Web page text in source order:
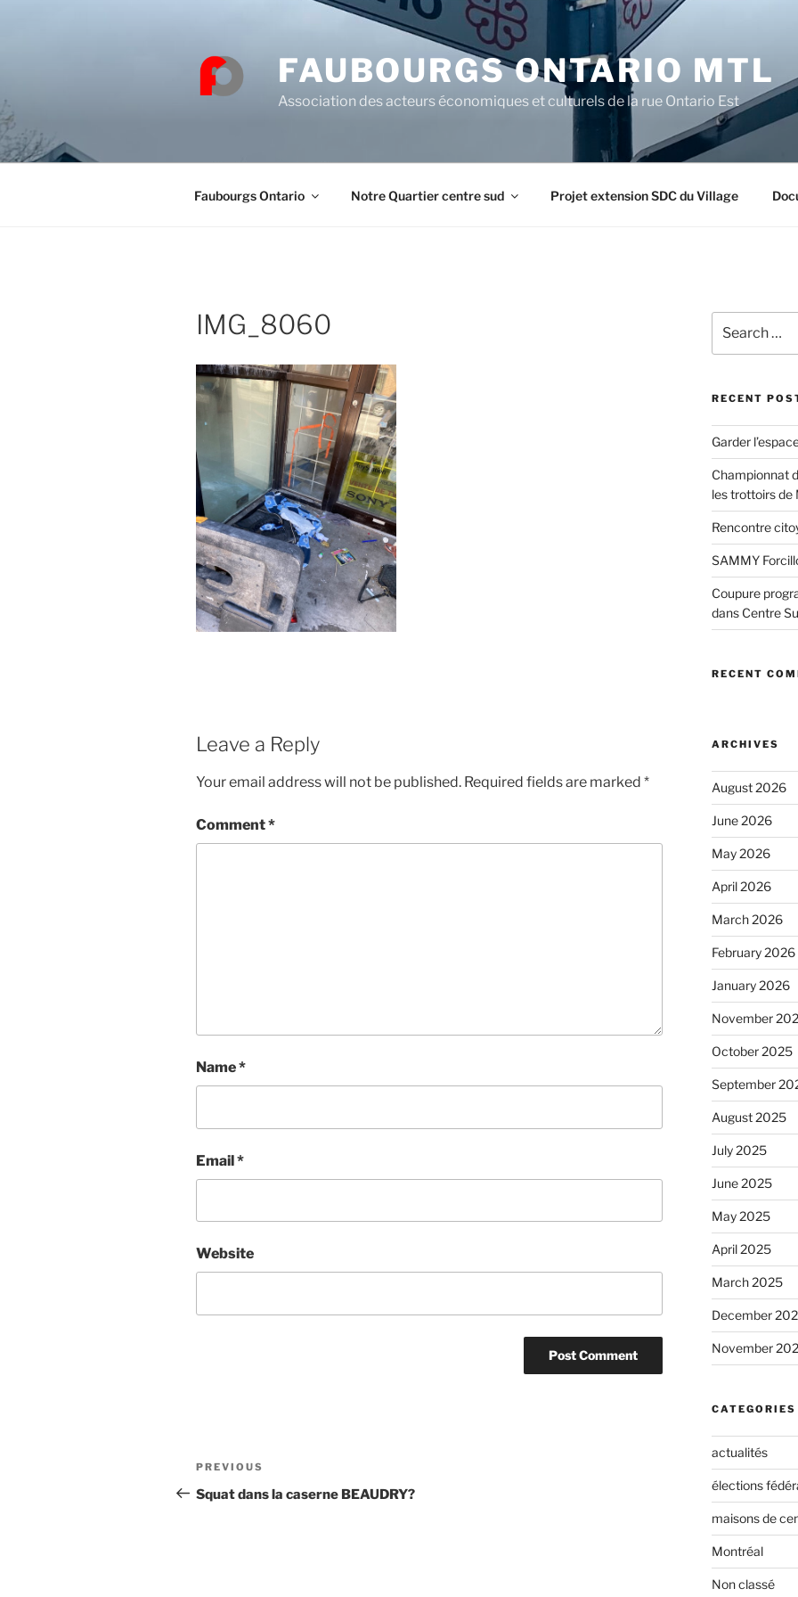
FAUBOURGS ONTARIO MTL
Association des acteurs économiques et culturels de la rue Ontario Est
Faubourgs Ontario Notre Quartier centre sud Projet extension SDC du Village
IMG_8060
Leave a Reply
Your email address will not be published. Required fields are marked *
Comment*
Name*
Email*
Website
Post
navigation
Previous
Post
PREVIOUS
Squat dans la caserne BEAUDRY?
for:
RECENT
Garder
Championnat
les trottoirs de
Rencontre
SAMMY
Coupure
dans Centre
RECENT
ARCHIVES
August 2026
June 2026
May 2026
April 2026
March 2026
February 2026
January 2026
November
October 2025
September
August 2025
July 2025
June 2025
May 2025
April 2025
March 2025
December
November
CATEGORIES
actualités
élections
maisons de
Montréal
Non classé